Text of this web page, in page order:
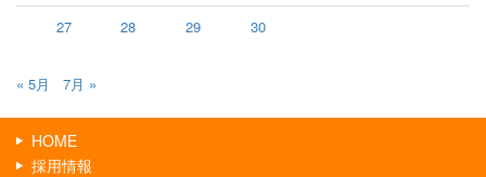
27 28 29 30
« 5月 7月 »
HOME
採用情報